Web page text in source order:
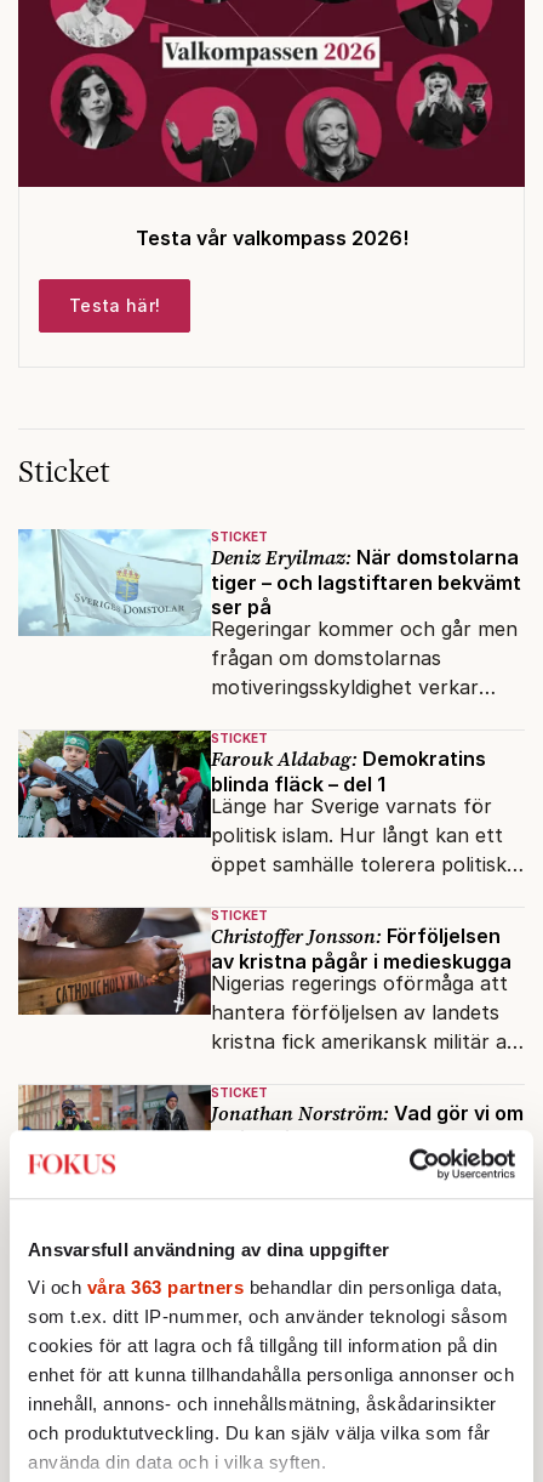
Ansvarsfull användning av dina uppgifter
Vi och våra 363 partners behandlar din personliga data,
som t.ex. ditt IP-nummer, och använder teknologi såsom
cookies för att lagra och få tillgång till information på din
enhet för att kunna tillhandahålla personliga annonser och
innehåll, annons- och innehållsmätning, åskådarinsikter
och produktutveckling. Du kan själv välja vilka som får
använda din data och i vilka syften.
Testa vår valkompass 2026!
Testa här!
Sticket
STICKET
Deniz Eryilmaz: När domstolarna
tiger – och lagstiftaren bekvämt
ser på
Regeringar kommer och går men
frågan om domstolarnas
motiveringsskyldighet verkar
dagordningen.
STICKET
Farouk Aldabag: Demokratins
blinda fläck – del 1
Länge har Sverige varnats för
politisk islam. Hur långt kan ett
öppet samhälle tolerera politiska
inifrån?
STICKET
Christoffer Jonsson: Förföljelsen
av kristna pågår i medieskugga
Nigerias regerings oförmåga att
hantera förföljelsen av landets
kristna fick amerikansk militär att
milisen.
STICKET
Jonathan Norström: Vad gör vi om
polisen inte kan skydda oss?
Brottsstatistiken må visa att
samhället har blivit tryggare,
många inte ser meningen i att
anmäla brott?
Merit Wager:Ord har betydelse –
inte minst i migrationsdebatten
Att flera medier och politiker
talade om ”flyktingar” i Ceuta
urholkar begreppets skyddsvärde
för dem som faktiskt flyr krig
och förföljelse.
STICKET
Jonas Gummesson: